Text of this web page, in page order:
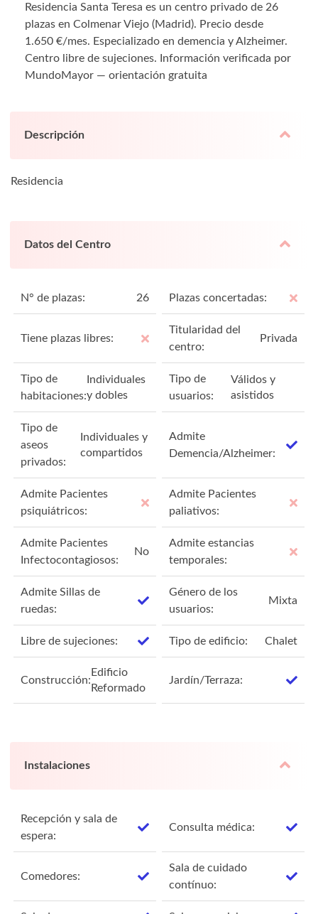
Residencia Santa Teresa es un centro privado de 26
plazas en Colmenar Viejo (Madrid). Precio desde
1.650 €/mes. Especializado en demencia y Alzheimer.
Centro libre de sujeciones. Información verificada por
MundoMayor — orientación gratuita
Descripción
Residencia
Datos del Centro
N° de plazas: 26 Plazas concertadas:
Tiene plazas libres:
Titularidad del
centro:
Privada
Tipo de
habitaciones:
Individuales
y dobles
Tipo de
usuarios:
Válidos y
asistidos
Tipo de
aseos
privados:
Individuales y
compartidos
Admite
Demencia/Alzheimer:
Admite Pacientes
psiquiátricos:
Admite Pacientes
paliativos:
Admite Pacientes
Infectocontagiosos:
No
Admite estancias
temporales:
Admite Sillas de
ruedas:
Género de los
usuarios:
Mixta
Libre de sujeciones: Tipo de edificio: Chalet
Construcción:
Edificio
Reformado
Jardín/Terraza:
Instalaciones
Recepción y sala de
espera:
Consulta médica:
Comedores:
Sala de cuidado
contínuo: